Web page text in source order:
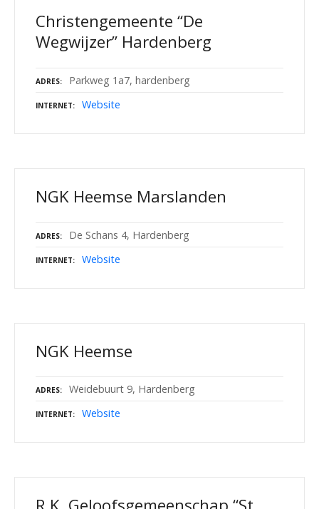
Christengemeente “De
Wegwijzer” Hardenberg
ADRES Parkweg 1a7, hardenberg
INTERNET Website
NGK Heemse Marslanden
ADRES De Schans 4, Hardenberg
INTERNET Website
NGK Heemse
ADRES Weidebuurt 9, Hardenberg
INTERNET Website